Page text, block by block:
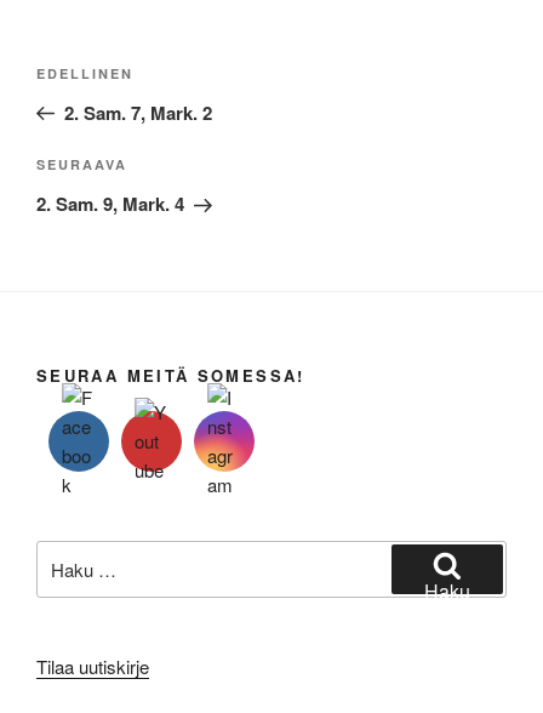
Edellinen
artikkeli
EDELLINEN
2. Sam. 7, Mark. 2
Seuraava
artikkeli
SEURAAVA
2. Sam. 9, Mark. 4
SEURAA MEITÄ SOMESSA!
Haku
Tilaa uutiskirje